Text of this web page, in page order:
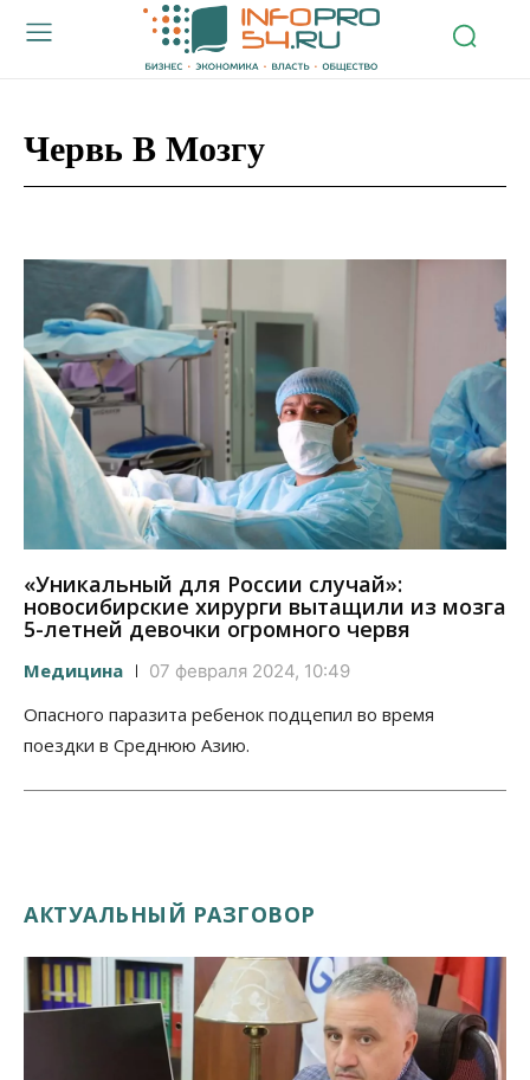
Червь В Мозгу
«Уникальный для России случай»:
новосибирские хирурги вытащили из мозга
5-летней девочки огромного червя
Медицина 07 февраля 2024, 10:49
Опасного паразита ребенок подцепил во время
поездки в Среднюю Азию.
АКТУАЛЬНЫЙ РАЗГОВОР